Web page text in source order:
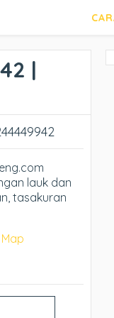
|
lauk dan
tasakuran
Map